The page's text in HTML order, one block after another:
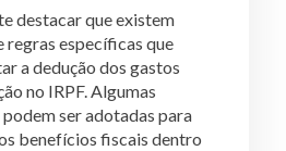
destacar que existem
regras específicas que
a dedução dos gastos
no IRPF. Algumas
ser adotadas para
benefícios fiscais dentro